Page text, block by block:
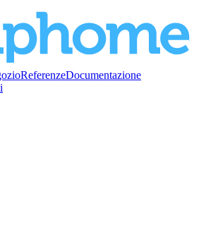
ReferenzeDocumentazione